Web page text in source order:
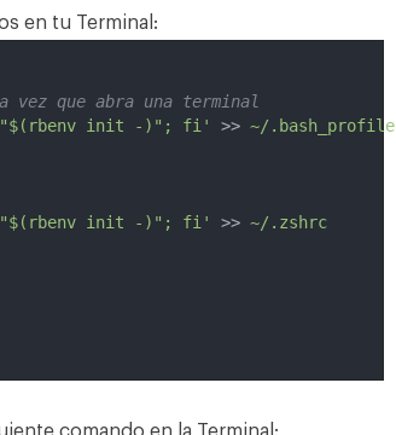
en tu Terminal:
vez que abra una terminal
"$(rbenv init -)"; fi' >> ~/.bash_profile
"$(rbenv init -)"; fi' >> ~/.zshrc